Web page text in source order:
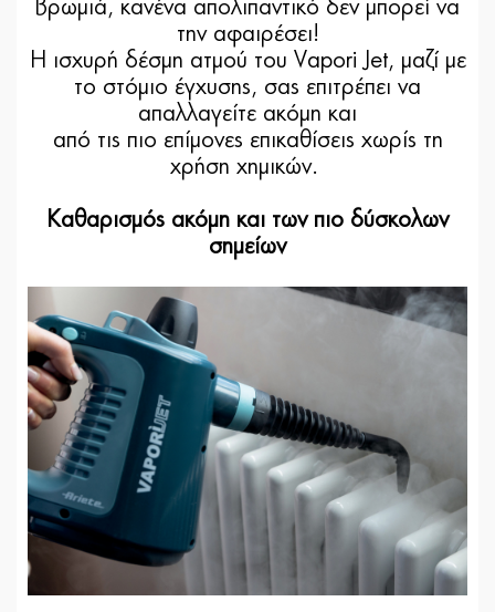
βρωμιά, κανένα απολιπαντικό δεν μπορεί να
την αφαιρέσει!
Η ισχυρή δέσμη ατμού του Vapori Jet, μαζί με
το στόμιο έγχυσης, σας επιτρέπει να
απαλλαγείτε ακόμη και
από τις πιο επίμονες επικαθίσεις χωρίς τη
χρήση χημικών.
Καθαρισμός ακόμη και των πιο δύσκολων
σημείων